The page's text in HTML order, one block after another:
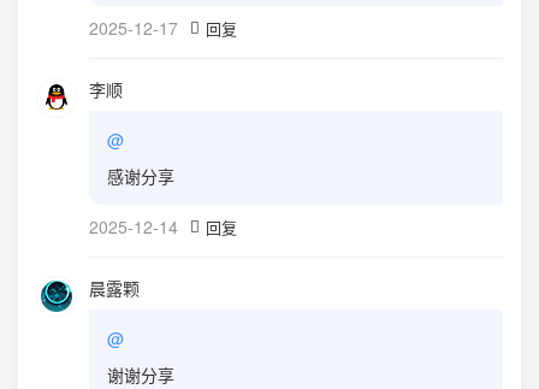
2025-12-17 回复
李顺
@
感谢分享
2025-12-14 回复
晨露颗
@
谢谢分享